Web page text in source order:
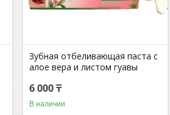
Зубная отбеливающая паста с
алое вера и листом гуавы
6 000 ₸
В наличии